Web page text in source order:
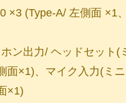
×3 (Type-A/ 左側面 ×1
ホン出力/ ヘッドセット(
面×1)、マイク入力(ミ
×1)